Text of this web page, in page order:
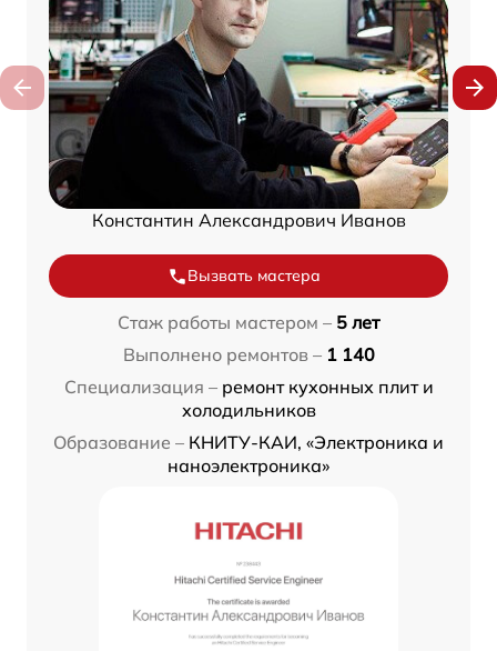
Константин Александрович Иванов
Вызвать мастера
Стаж работы мастером – 5 лет
Выполнено ремонтов – 1 140
Специализация – ремонт кухонных плит и
холодильников
Образование – КНИТУ-КАИ, «Электроника и
наноэлектроника»